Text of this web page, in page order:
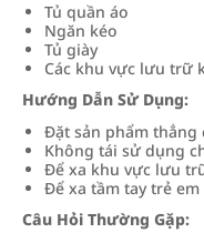
Tủ quần áo
Ngăn kéo
Tủ giày
Các khu vực lưu trữ
Hướng Dẫn Sử Dụng:
Đặt sản phẩm
Không tái sử dụng
Để xa khu vực lưu
Để xa tầm tay trẻ em
Câu Hỏi Thường Gặp: